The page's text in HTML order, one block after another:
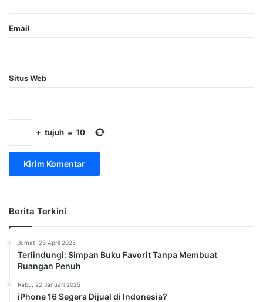
Email
Situs Web
+ tujuh = 10
Berita Terkini
Jumat, 25 April 2025
Terlindungi: Simpan Buku Favorit Tanpa Membuat
Ruangan Penuh
Rabu, 22 Januari 2025
iPhone 16 Segera Dijual di Indonesia?